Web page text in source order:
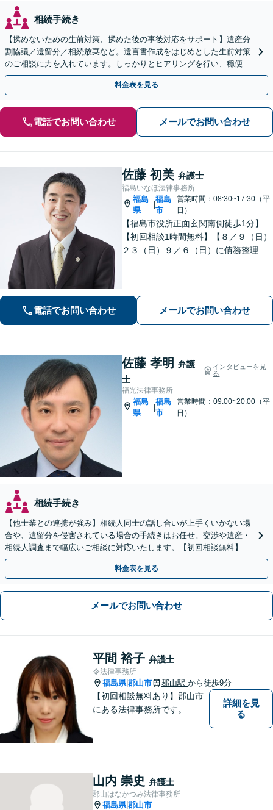
相続手続き
【揉めないための生前対策、揉めた後の事後対応をサポート】遺産分
割協議／遺留分／相続放棄など。遺言書作成をはじめとした生前対策
のご相談に力を入れています。しっかりとヒアリングを行い、穏便な
解決のため最適なアドバイスを致します。【分割払い可能】
料金表を見る
電話でお問い合わせ メールでお問い合わせ
佐藤 初美 弁護士
福島いなほ法律事務所
福島
県
|
福島
市
営業時間：08:30~17:30（平
日）
【福島市役所正面玄関南側徒歩1分】
【初回相談1時間無料】【８／９（日）
２３（日）９／６（日）に債務整理・
電話でお問い合わせ メールでお問い合わせ
佐藤 孝明 弁護
士
インタビューを見
る
福光法律事務所
福島
県
|
福島
市
営業時間：09:00~20:00（平
日）
相続手続き
【他士業との連携が強み】相続人同士の話し合いが上手くいかない場
合や、遺留分を侵害されている場合の手続きはお任せ。交渉や遺産・
相続人調査まで幅広いご相談に対応いたします。【初回相談無料】
【出張相談OK】【LINE可】
料金表を見る
メールでお問い合わせ
平間 裕子 弁護士
令法律事務所
福島県|郡山市 郡山駅 から徒歩9分
【初回相談無料あり】郡山市
にある法律事務所です。
詳細を見
る
山内 崇史 弁護士
郡山はなかつみ法律事務所
福島県|郡山市